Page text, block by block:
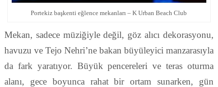
Portekiz başkenti eğlence mekanları – K Urban Beach Club
Mekan, sadece müziğiyle değil, göz alıcı dekorasyonu,
havuzu ve Tejo Nehri’ne bakan büyüleyici manzarasıyla
da fark yaratıyor. Büyük pencereleri ve teras oturma
alanı, gece boyunca rahat bir ortam sunarken, gün